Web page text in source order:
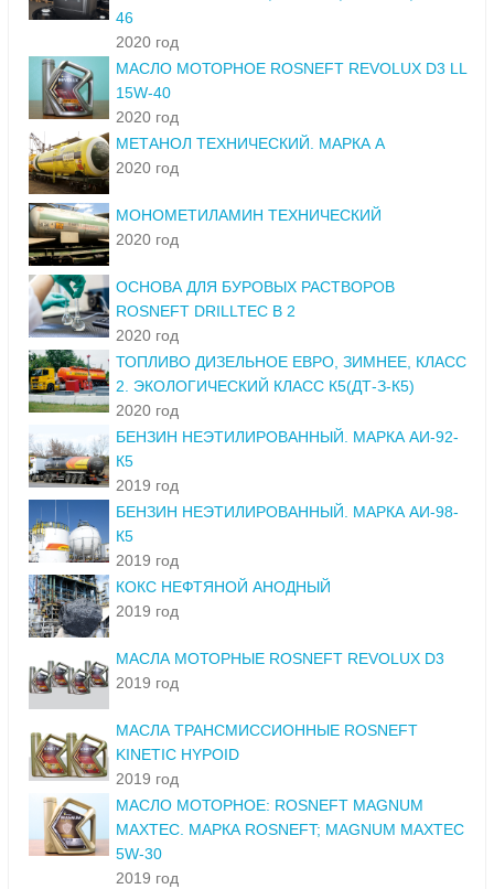
46
2020 год
МАСЛО МОТОРНОЕ ROSNEFT REVOLUX D3 LL
15W-40
2020 год
МЕТАНОЛ ТЕХНИЧЕСКИЙ. МАРКА А
2020 год
МОНОМЕТИЛАМИН ТЕХНИЧЕСКИЙ
2020 год
ОСНОВА ДЛЯ БУРОВЫХ РАСТВОРОВ
ROSNEFT DRILLTEC B 2
2020 год
ТОПЛИВО ДИЗЕЛЬНОЕ ЕВРО, ЗИМНЕЕ, КЛАСС
2. ЭКОЛОГИЧЕСКИЙ КЛАСС К5(ДТ-З-К5)
2020 год
БЕНЗИН НЕЭТИЛИРОВАННЫЙ. МАРКА АИ-92-
К5
2019 год
БЕНЗИН НЕЭТИЛИРОВАННЫЙ. МАРКА АИ-98-
К5
2019 год
КОКС НЕФТЯНОЙ АНОДНЫЙ
2019 год
МАСЛА МОТОРНЫЕ ROSNEFT REVOLUX D3
2019 год
МАСЛА ТРАНСМИССИОННЫЕ ROSNEFT
KINETIC HYPOID
2019 год
МАСЛО МОТОРНОЕ: ROSNEFT MAGNUM
MAXTEC. МАРКА ROSNEFT; MAGNUM MAXTEC
5W-30
2019 год